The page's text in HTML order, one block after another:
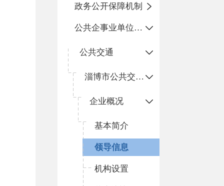
政务公开保障机制
公共企事业单位信息公开
公共交通
淄博市公共交通有限公司博山分公司
企业概况
基本简介
领导信息
机构设置